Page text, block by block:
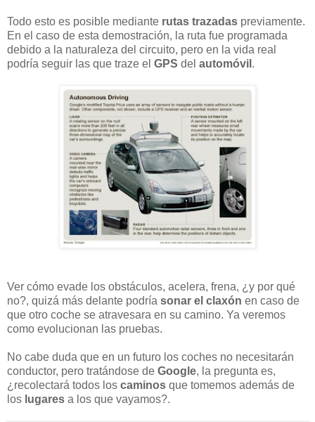
Todo esto es posible mediante rutas trazadas previamente.
En el caso de esta demostración, la ruta fue programada
debido a la naturaleza del circuito, pero en la vida real
podría seguir las que traze el GPS del automóvil .
Ver cómo evade los obstáculos, acelera, frena, ¿y por qué
no?, quizá más delante podría sonar el claxón en caso de
que otro coche se atravesara en su camino. Ya veremos
como evolucionan las pruebas.
No cabe duda que en un futuro los coches no necesitarán
conductor, pero tratándose de Google, la pregunta es,
¿recolectará todos los caminos que tomemos además de
los lugares a los que vayamos?.